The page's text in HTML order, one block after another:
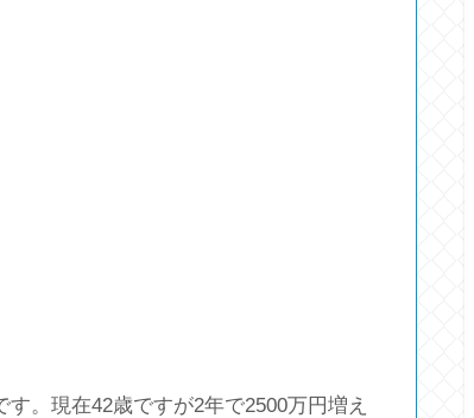
。現在42歳ですが2年で2500万円増え